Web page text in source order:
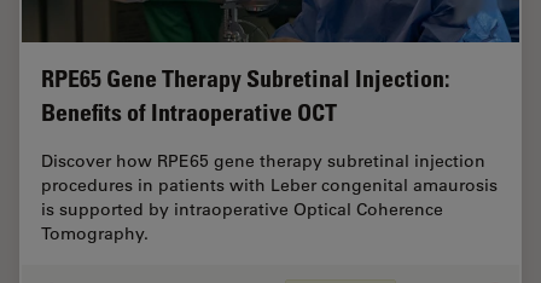
RPE65 Gene Therapy Subretinal Injection:
Benefits of Intraoperative OCT
Discover how RPE65 gene therapy subretinal injection
procedures in patients with Leber congenital amaurosis
is supported by intraoperative Optical Coherence
Tomography.